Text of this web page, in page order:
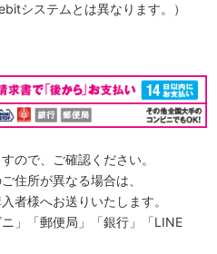
システムとは異なります。）
ので、ご確認ください。
住所が異なる場合は、
者様へお送りいたします。
」「郵便局」「銀行」「LINE